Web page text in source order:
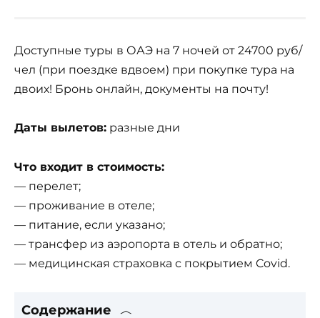
Доступные туры в ОАЭ на 7 ночей от 24700 руб/
чел (при поездке вдвоем) при покупке тура на
двоих! Бронь онлайн, документы на почту!
Даты вылетов: разные дни
Что входит в стоимость:
— перелет;
— проживание в отеле;
— питание, если указано;
— трансфер из аэропорта в отель и обратно;
— медицинская страховка с покрытием Covid.
Содержание